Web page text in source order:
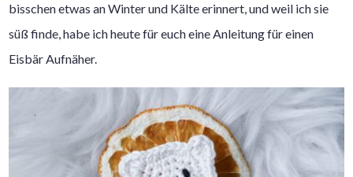
bisschen etwas an Winter und Kälte erinnert, und weil ich sie
süß finde, habe ich heute für euch eine Anleitung für einen
Eisbär Aufnäher.